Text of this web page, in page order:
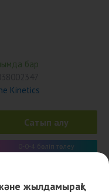
бар
Kinetics
Сатып алу
0-0-4 бөліп төлеу
жылдамырақ!